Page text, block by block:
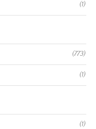
(1)
(773)
(1)
(1)